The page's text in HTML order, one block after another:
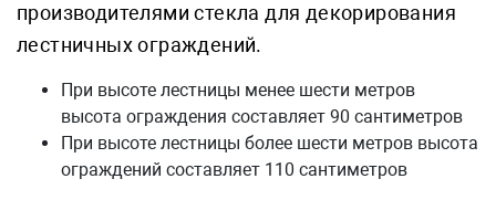
производителями стекла для декорирования
лестничных ограждений.
При высоте лестницы менее шести метров
высота ограждения составляет 90 сантиметров
При высоте лестницы более шести метров высота
ограждений составляет 110 сантиметров